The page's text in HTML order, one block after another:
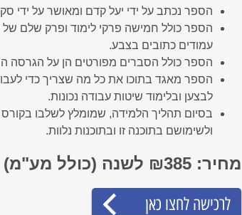
הספר נכתב על ידי יעל קדם ומאושר על ידי
עמודים כתובים בצבע.
הספר כולל הסברים מפורטים הן על הגרסה
הספר מאגד בתוכו את כל מה שצריך כדי
לבצען ובלימוד שיטות עבודה נכונות.
בסיום תהליך הלמידה, שמומלץ לשלבו בקורס
ולשימושם בתוכנה זו ובתוכנות נלוות.
מחיר: ₪385 לשנה (כולל מע"מ)
לרכישה לחצו כאן